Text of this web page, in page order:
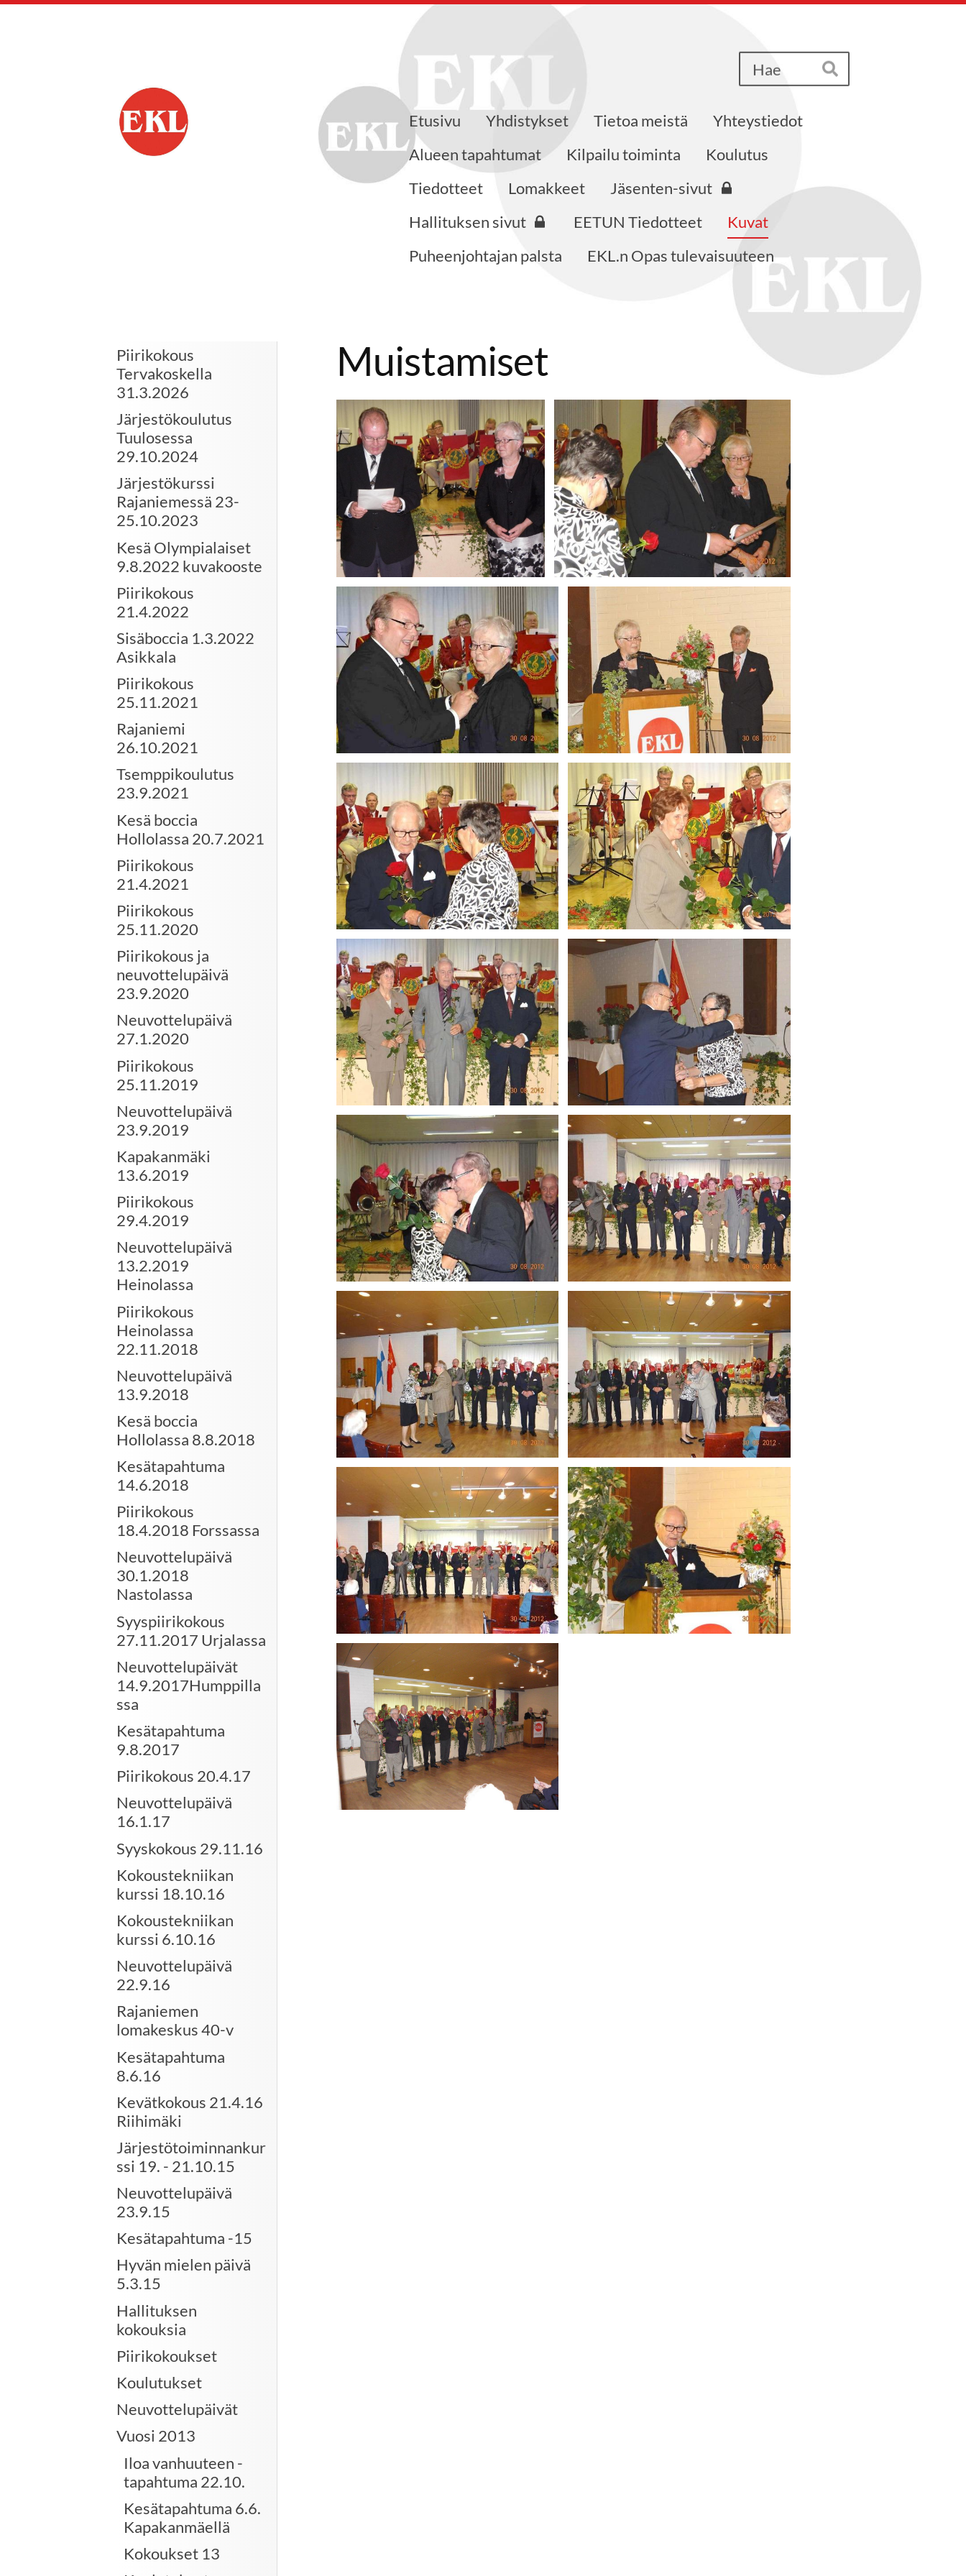
Hae
EKL:n Hämeen Piiri ry Etusivu Yhdistykset Tietoa meistä
Yhteystiedot
Alueen tapahtumat
Kilpailu toiminta
Koulutus
Tiedotteet
Lomakkeet
Jäsenten-sivut
Hallituksen sivut
EETUN Tiedotteet
Kuvat
Puheenjohtajan palsta
EKL.n Opas tulevaisuuteen
Piirikokous
Tervakoskella
31.3.2026
Järjestökoulutus
Tuulosessa
29.10.2024
Järjestökurssi
Rajaniemessä 23-
25.10.2023
Kesä Olympialaiset
9.8.2022 kuvakooste
Piirikokous
21.4.2022
Sisäboccia 1.3.2022
Asikkala
Piirikokous
25.11.2021
Rajaniemi
26.10.2021
Tsemppikoulutus
23.9.2021
Kesä boccia
Hollolassa 20.7.2021
Piirikokous
21.4.2021
Piirikokous
25.11.2020
Piirikokous ja
neuvottelupäivä
23.9.2020
Neuvottelupäivä
27.1.2020
Piirikokous
25.11.2019
Neuvottelupäivä
23.9.2019
Kapakanmäki
13.6.2019
Piirikokous
29.4.2019
Neuvottelupäivä
13.2.2019
Heinolassa
Piirikokous
Heinolassa
22.11.2018
Neuvottelupäivä
13.9.2018
Kesä boccia
Hollolassa 8.8.2018
Kesätapahtuma
14.6.2018
Piirikokous
18.4.2018 Forssassa
Neuvottelupäivä
30.1.2018
Nastolassa
Syyspiirikokous
27.11.2017 Urjalassa
Neuvottelupäivät
14.9.2017Humppilla
ssa
Kesätapahtuma
9.8.2017
Piirikokous 20.4.17
Neuvottelupäivä
16.1.17
Syyskokous 29.11.16
Kokoustekniikan
kurssi 18.10.16
Kokoustekniikan
kurssi 6.10.16
Neuvottelupäivä
22.9.16
Rajaniemen
lomakeskus 40-v
Kesätapahtuma
8.6.16
Kevätkokous 21.4.16
Riihimäki
Järjestötoiminnankur
ssi 19. - 21.10.15
Neuvottelupäivä
23.9.15
Kesätapahtuma -15
Hyvän mielen päivä
5.3.15
Hallituksen
kokouksia
Piirikokoukset
Koulutukset
Neuvottelupäivät
Vuosi 2013
Iloa vanhuuteen -
tapahtuma 22.10.
Kesätapahtuma 6.6.
Kapakanmäellä
Kokoukset 13
Muistamiset